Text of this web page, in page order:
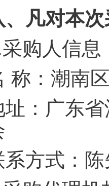
、凡对本
采购人信息
称：潮
址：广东
系方式